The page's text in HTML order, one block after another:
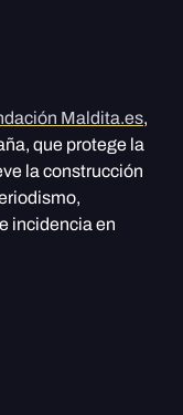
Maldita.es,
que protege la
la construcción
incidencia en